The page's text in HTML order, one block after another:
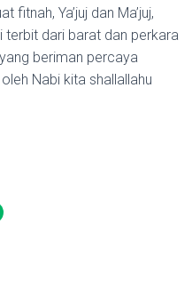
fitnah, Ya’juj dan Ma’juj,
terbit dari barat dan perkara
beriman percaya
Nabi kita shallallahu